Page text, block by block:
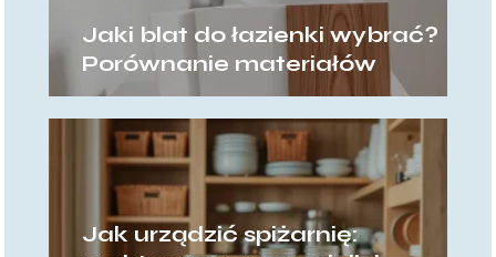
Jaki blat do łazienki wybrać?
Porównanie materiałów
Jak urządzić spiżarnię: